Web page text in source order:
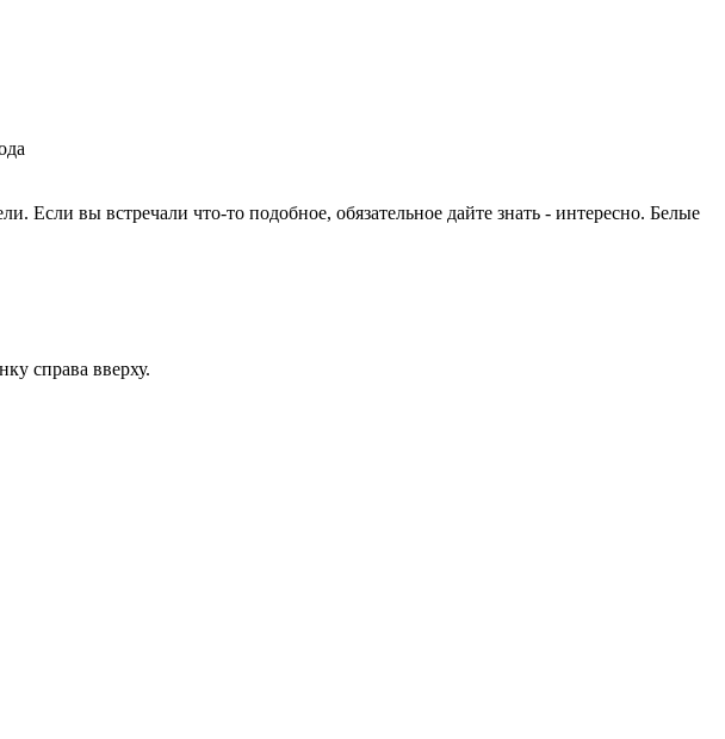
Если вы встречали что-то подобное, обязательное дайте знать - интересно. Белые
справа вверху.